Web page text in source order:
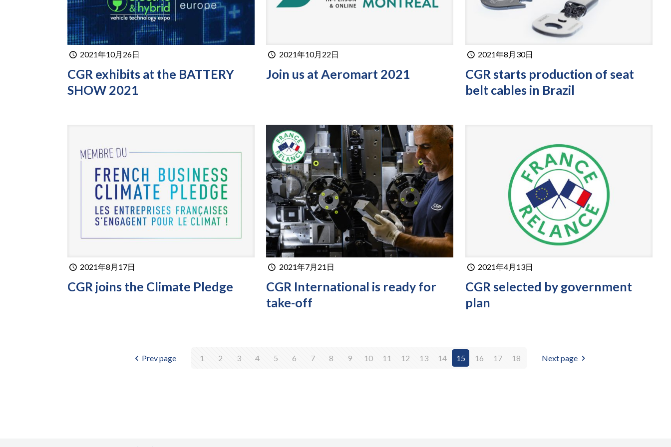
2021年10月26日
CGR exhibits at the BATTERY
SHOW 2021
2021年10月22日
Join us at Aeromart 2021
2021年8月30日
CGR starts production of seat
belt cables in Brazil
2021年8月17日
CGR joins the Climate Pledge
2021年7月21日
CGR International is ready for
take-off
2021年4月13日
CGR selected by government
plan
Prev page 1 2 3 4 5 6 7 8 9 10 11 12 13 14 15 16 17 18 Next page